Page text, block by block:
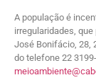
A população é
irregularidades,
José Bonifácio, 28,
do telefone 22